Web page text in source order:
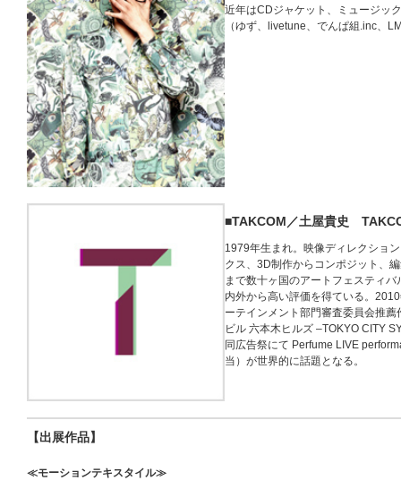
近年はCDジャケット、ミュージッ
（ゆず、livetune、でんぱ組.inc、
■TAKCOM／土屋貴史
1979年生まれ。映像ディレクショ
クス、3D制作からコンポジット、
まで数十ヶ国のアートフェスティ
内外から高い評価を得ている。
ーテインメント部門審査委員会推
ビル 六本木ヒルズ –TOKYO CITY
同広告祭にて Perfume LIVE
当）が世界的に話題となる。
【出展作品】
≪モーションテキスタイル≫